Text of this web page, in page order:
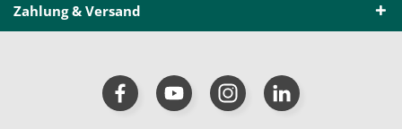
Zahlung & Versand